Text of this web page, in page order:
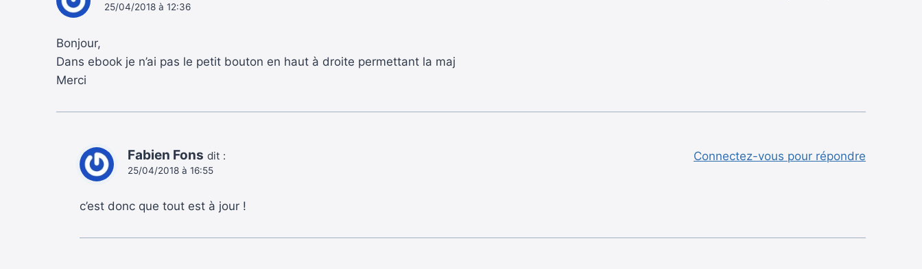
25/04/2018 à 12:36
Bonjour,
Dans ebook je n’ai pas le petit bouton en haut à droite permettant la maj
Merci
Fabien Fons dit :
25/04/2018 à 16:55
c’est donc que tout est à jour !
Connectez-vous pour répondre